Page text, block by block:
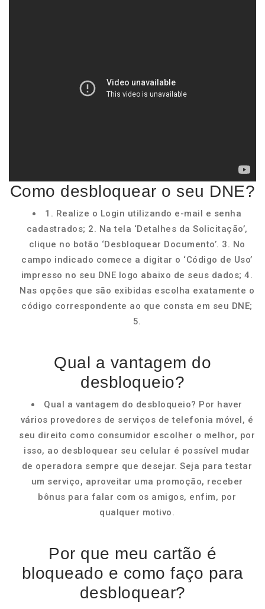
Como desbloquear o seu DNE?
1. Realize o Login utilizando e-mail e senha
cadastrados; 2. Na tela ‘Detalhes da Solicitação’,
clique no botão ‘Desbloquear Documento’. 3. No
campo indicado comece a digitar o ‘Código de Uso’
impresso no seu DNE logo abaixo de seus dados; 4.
Nas opções que são exibidas escolha exatamente o
código correspondente ao que consta em seu DNE;
5.
Qual a vantagem do
desbloqueio?
Qual a vantagem do desbloqueio? Por haver
vários provedores de serviços de telefonia móvel, é
seu direito como consumidor escolher o melhor, por
isso, ao desbloquear seu celular é possível mudar
de operadora sempre que desejar. Seja para testar
um serviço, aproveitar uma promoção, receber
bônus para falar com os amigos, enfim, por
qualquer motivo.
Por que meu cartão é
bloqueado e como faço para
desbloquear?